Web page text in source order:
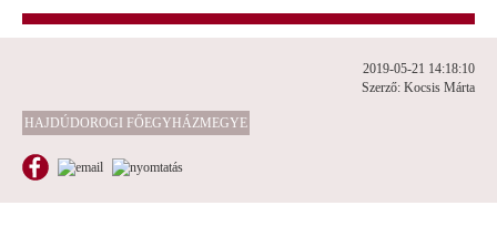
2019-05-21 14:18:10
Szerző: Kocsis Márta
HAJDÚDOROGI FŐEGYHÁZMEGYE